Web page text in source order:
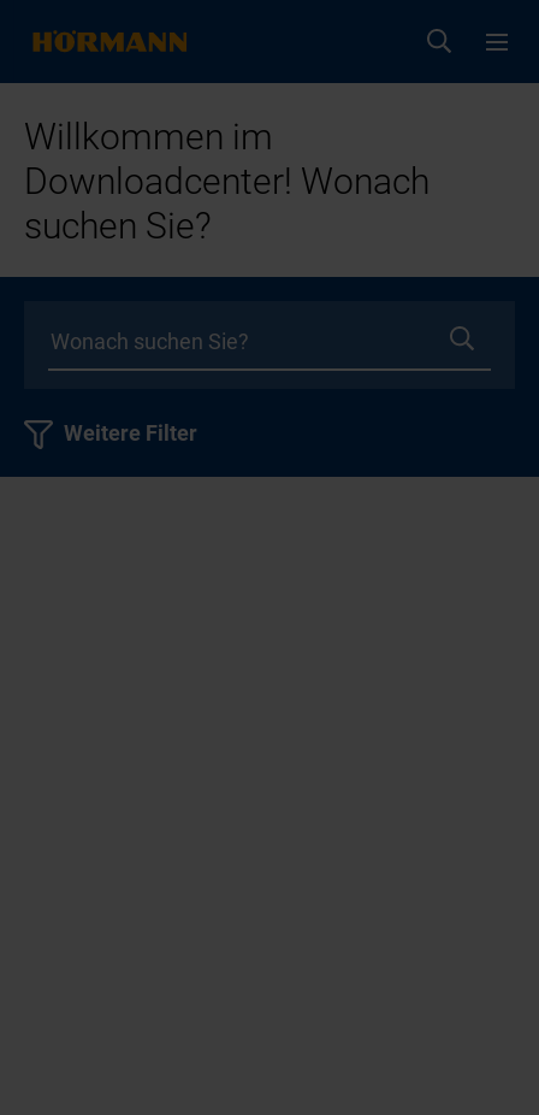
Willkommen im
Downloadcenter! Wonach
suchen Sie?
Weitere Filter